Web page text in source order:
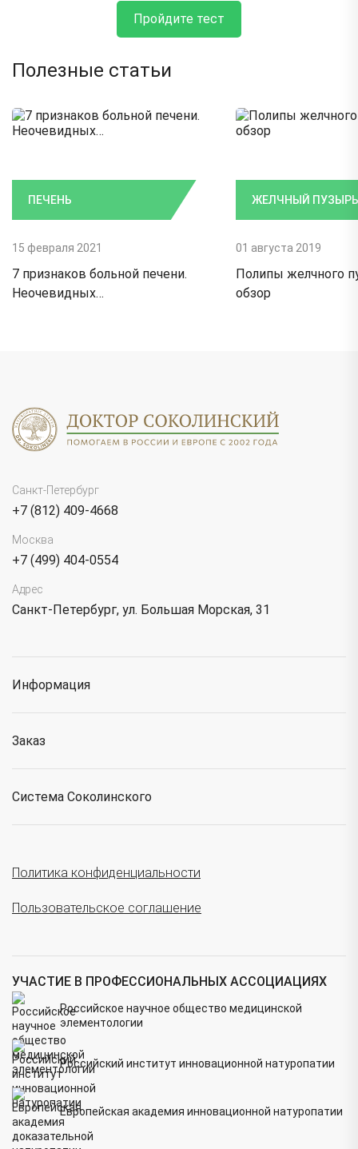
Пройдите тест
Полезные статьи
ПЕЧЕНЬ
15 февраля 2021
7 признаков больной печени.
Неочевидных…
ЖЕЛЧНЫЙ ПУЗЫРЬ
01 августа 2019
Полипы желчного
обзор
Санкт-Петербург
+7 (812) 409-4668
Москва
+7 (499) 404-0554
Адрес
Санкт-Петербург, ул. Большая Морская, 31
Информация
Заказ
Система Соколинского
Политика конфиденциальности
Пользовательское соглашение
УЧАСТИЕ В ПРОФЕССИОНАЛЬНЫХ АССОЦИАЦИЯХ
Российское научное общество медицинской
элементологии
Российский институт инновационной натуропатии
Европейская академия инновационной натуропатии